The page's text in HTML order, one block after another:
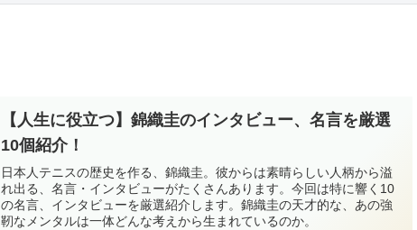
【人生に役立つ】錦織圭のインタビュー、名言を厳選
10個紹介！
日本人テニスの歴史を作る、錦織圭。彼からは素晴らしい人柄から溢
れ出る、名言・インタビューがたくさんあります。今回は特に響く10
の名言、インタビューを厳選紹介します。錦織圭の天才的な、あの強
靭なメンタルは一体どんな考えから生まれているのか。